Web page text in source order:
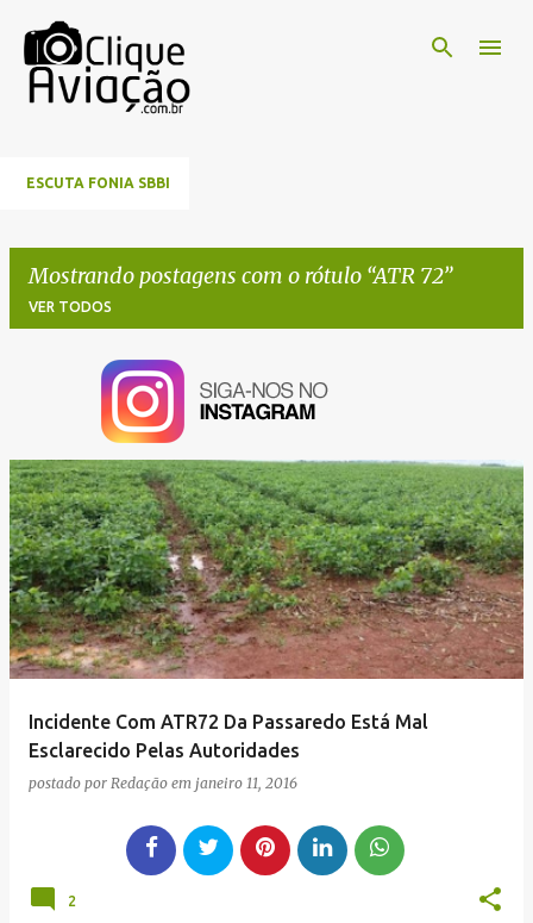
ESCUTA FONIA SBBI
Mostrando postagens com o rótulo ATR 72
VER TODOS
s
t
a
g
e
n
s
Incidente Com ATR72 Da Passaredo Está Mal
Esclarecido Pelas Autoridades
postado por Redação em janeiro 11, 2016
2